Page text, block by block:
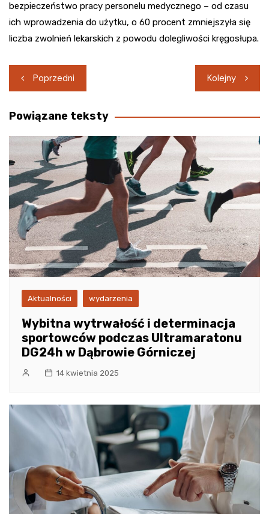
bezpieczeństwo pracy personelu medycznego – od czasu
ich wprowadzenia do użytku, o 60 procent zmniejszyła się
liczba zwolnień lekarskich z powodu dolegliwości kręgosłupa.
Nawigacja
wpisu
Poprzedni Kolejny
Powiązane teksty
Aktualności wydarzenia
Wybitna wytrwałość i determinacja
sportowców podczas Ultramaratonu
DG24h w Dąbrowie Górniczej
14 kwietnia 2025